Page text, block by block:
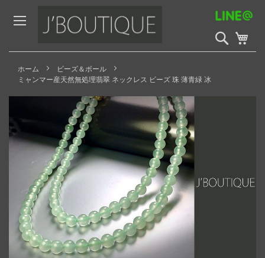
to
Content
検
索
開
ホーム
ビーズ＆ボール
ミャンマー産天然無処理翡翠 ネックレス ビーズ 珠 薄青緑 冰
Skip
the
end
of
images